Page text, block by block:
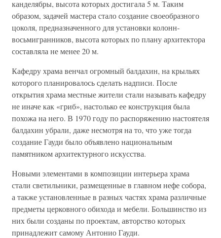
канделябры, высота которых достигала 5 м. Таким
образом, задачей мастера стало создание своеобразного
цоколя, предназначенного для установки колонн-
восьмигранников, высота которых по плану архитектора
составляла не менее 20 м.
Кафедру храма венчал огромный балдахин, на крыльях
которого планировалось сделать надписи. После
открытия храма местные жители стали называть кафедру
не иначе как «гриб», настолько ее конструкция была
похожа на него. В 1970 году по распоряжению настоятеля
балдахин убрали, даже несмотря на то, что уже тогда
создание Гауди было объявлено национальным
памятником архитектурного искусства.
Новыми элементами в композиции интерьера храма
стали светильники, размещенные в главном нефе собора,
а также установленные в разных частях храма различные
предметы церковного обихода и мебели. Большинство из
них были созданы по проектам, авторство которых
принадлежит самому Антонио Гауди.